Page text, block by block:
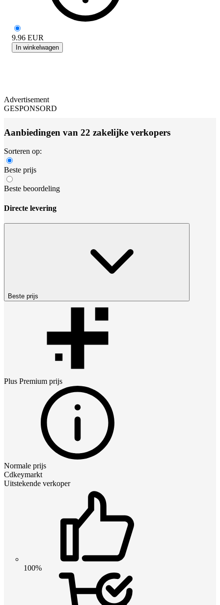
9.96 EUR
In winkelwagen
Advertisement
GESPONSORD
Aanbiedingen van 22 zakelijke verkopers
Sorteren op:
Beste prijs
Beste beoordeling
Directe levering
Beste prijs
Plus Premium prijs
Normale prijs
Cdkeymarkt
Uitstekende verkoper
100%